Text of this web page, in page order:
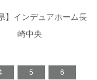
】インデュアホーム長
崎中央
5 6